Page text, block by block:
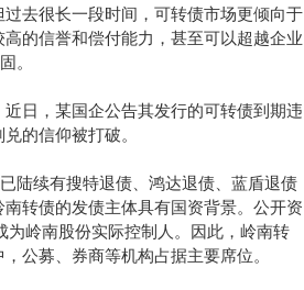
去很长一段时间，可转债市场更倾向于
的信誉和偿付能力，甚至可以超越企业
。
日，某国企公告其发行的可转债到期违
的信仰被打破。
续有搜特退债、鸿达退债、蓝盾退债
转债的发债主体具有国资背景。公开资
岭南股份实际控制人。因此，岭南转
公募、券商等机构占据主要席位。